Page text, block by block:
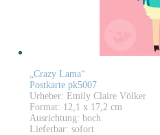
„Crazy Lama“
Postkarte pk5007
Urheber: Emily Claire Völker
Format: 12,1 x 17,2 cm
Ausrichtung: hoch
Lieferbar: sofort